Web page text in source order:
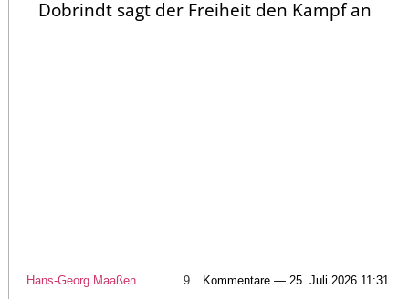
Dobrindt sagt der Freiheit den Kampf an
Hans-Georg Maaßen 9 Kommentare — 25. Juli 2026 11:31